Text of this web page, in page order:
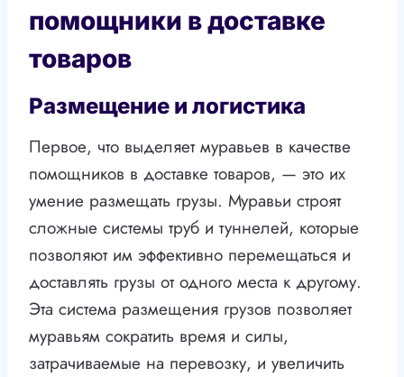
помощники в доставке
товаров
Размещение и логистика
Первое, что выделяет муравьев в качестве
помощников в доставке товаров, — это их
умение размещать грузы. Муравьи строят
сложные системы труб и туннелей, которые
позволяют им эффективно перемещаться и
доставлять грузы от одного места к другому.
Эта система размещения грузов позволяет
муравьям сократить время и силы,
затрачиваемые на перевозку, и увеличить